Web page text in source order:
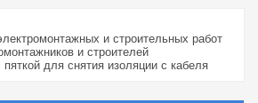
и строительных работ
и строителей
для снятия изоляции с кабеля